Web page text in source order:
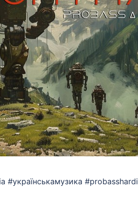
#probasshardi